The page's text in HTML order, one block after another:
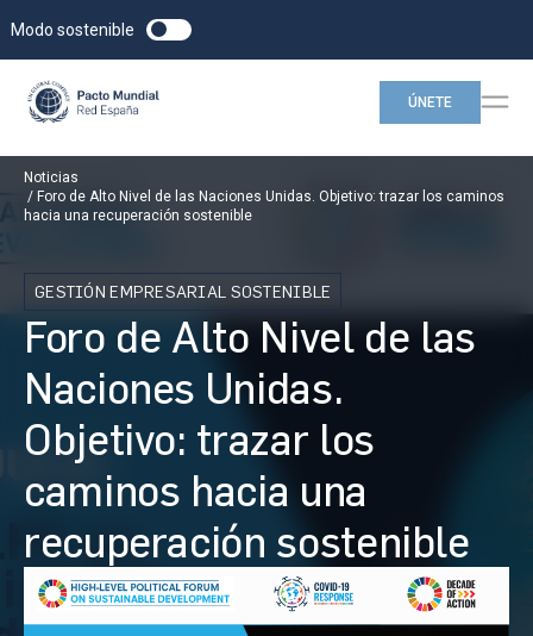
Modo sostenible
ÚNETE
Noticias
Foro de Alto Nivel de las Naciones Unidas. Objetivo: trazar los caminos
hacia una recuperación sostenible
GESTIÓN EMPRESARIAL SOSTENIBLE
Foro de Alto Nivel de las
Naciones Unidas.
Objetivo: trazar los
caminos hacia una
recuperación sostenible